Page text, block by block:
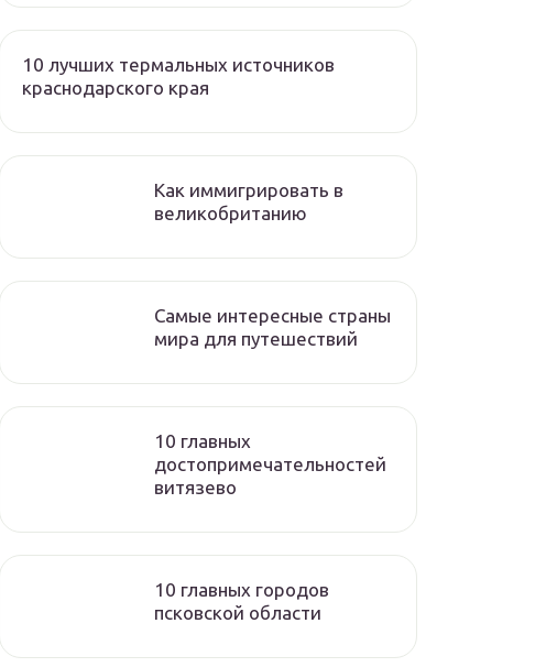
10 лучших термальных источников
краснодарского края
Как иммигрировать в
великобританию
Самые интересные страны
мира для путешествий
10 главных
достопримечательностей
витязево
10 главных городов
псковской области